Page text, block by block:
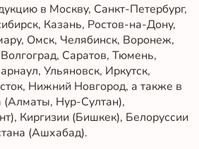
в Москву, Санкт-Петербург,
Казань, Ростов-на-Дону,
Омск, Челябинск, Воронеж,
Саратов, Тюмень,
Ульяновск, Иркутск,
Нижний Новгород, а также в
(Алматы, Нур-Султан),
Киргизии (Бишкек), Белоруссии
(Ашхабад).